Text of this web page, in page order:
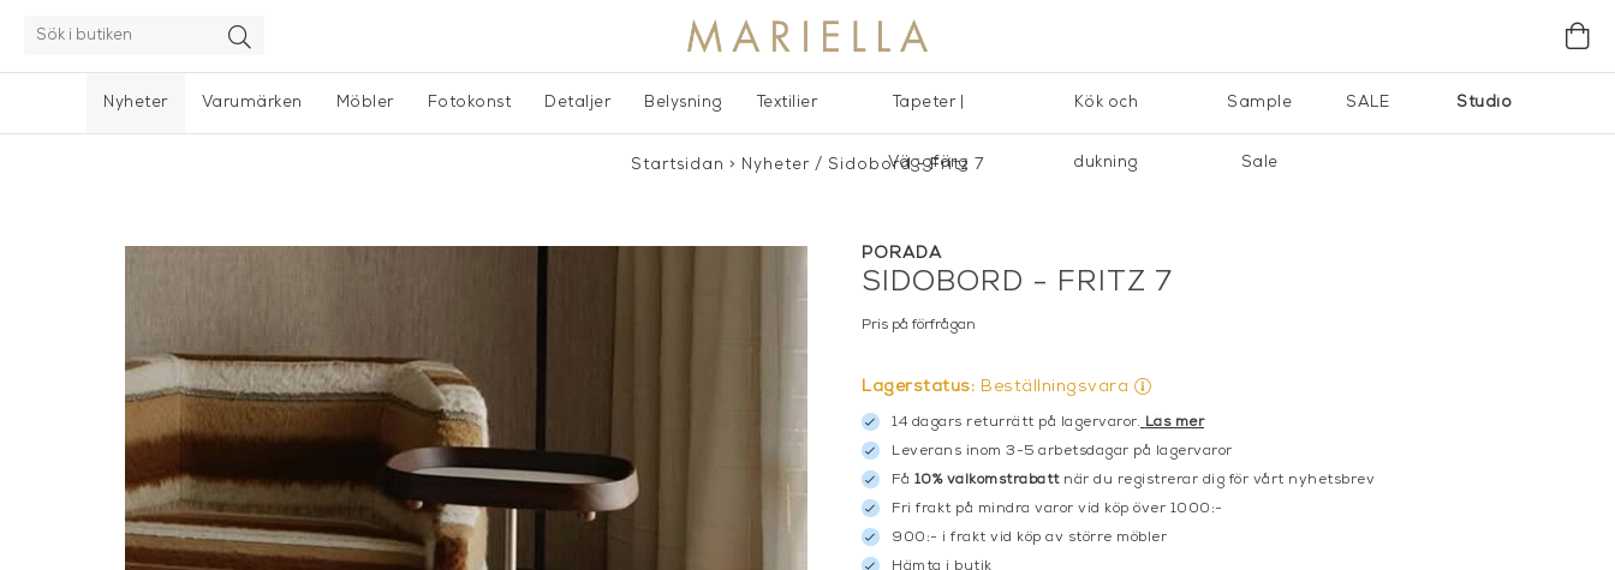
Nyheter Studio
Varumärken Möbler Fotokonst Detaljer Belysning Textilier Tapeter |
Väggfärg
Kök och
dukning
Sample
Sale
SALE
Startsidan > Nyheter / Sidobord - Fritz 7
PORADA
SIDOBORD - FRITZ 7
Pris på förfrågan
Lagerstatus: Beställningsvara
14 dagars returrätt på lagervaror. Läs mer
Leverans inom 3-5 arbetsdagar på lagervaror
Få 10% välkomstrabattnär du registrerar dig för vårt nyhetsbrev
Fri frakt på mindra varor vid köp över 1000:-
900:- i frakt vid köp av större möbler
Hämta i butik